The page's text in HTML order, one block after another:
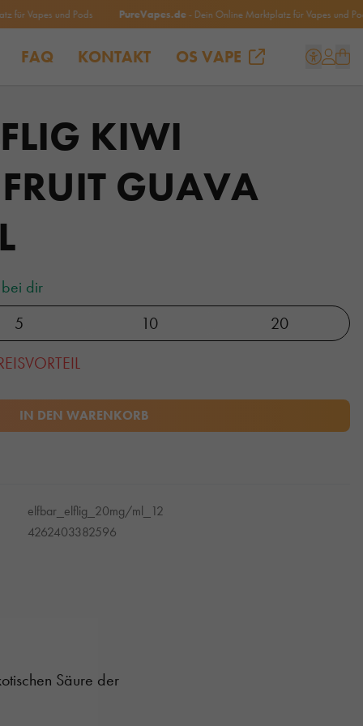
und Pods PureVapes.de- Dein Online Marktplatz für Vapes und Pods
FAQ KONTAKT OS VAPE
KIWI
GUAVA
dir
5 10 20
IN DEN WARENKORB
elfbar_elflig_20mg/ml_12
4262403382596
Säure der